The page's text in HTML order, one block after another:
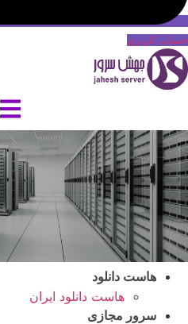
حساب کاربری
هاست دانلود
هاست دانلود ایران
سرور مجازی